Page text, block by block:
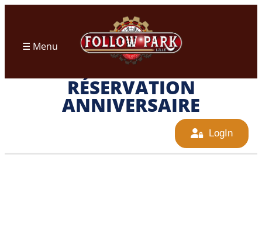
☰ Menu
RÉSERVATION
ANNIVERSAIRE